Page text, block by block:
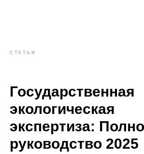
СТАТЬИ
Государственная
экологическая
экспертиза:
руководство 2025